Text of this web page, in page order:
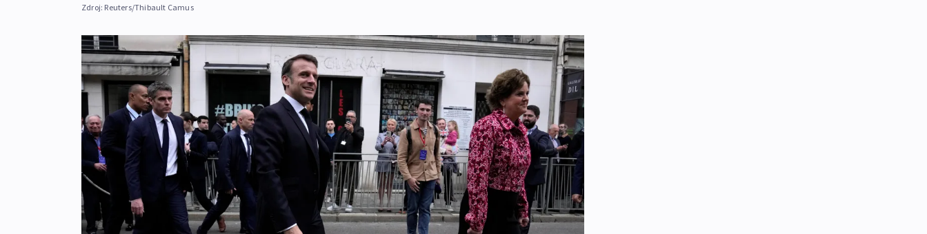
Zdroj: Reuters/Thibault Camus